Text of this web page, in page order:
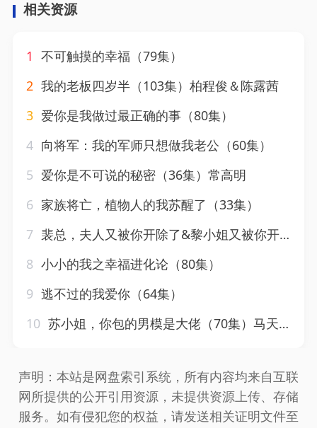
相关资源
1 不可触摸的幸福（79集）
2 我的老板四岁半（103集）柏程俊＆陈露茜
3 爱你是我做过最正确的事（80集）
4 向将军：我的军师只想做我老公（60集）
5 爱你是不可说的秘密（36集）常高明
6 家族将亡，植物人的我苏醒了（33集）
7 裴总，夫人又被你开除了&黎小姐又被你开除了&她是我的欢喜冤家（60集）
8 小小的我之幸福进化论（80集）
9 逃不过的我爱你（64集）
10 苏小姐，你包的男模是大佬（70集）马天宇
声明：本站是网盘索引系统，所有内容均来自互联
网所提供的公开引用资源，未提供资源上传、存储
服务。如有侵犯您的权益，请发送相关证明文件至